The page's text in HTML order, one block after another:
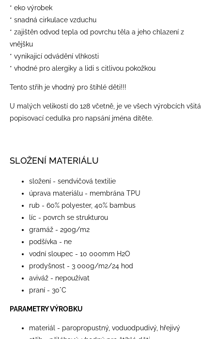
* eko výrobek
* snadná cirkulace vzduchu
* zajištěn odvod tepla od povrchu těla a jeho chlazení z
vnějšku
* vynikajicí odvádění vlhkosti
* vhodné pro alergiky a lidi s citlivou pokožkou
Tento střih je vhodný pro štíhlé děti!!!
​U malých velikostí do 128 včetně, je ve všech výrobcích všitá
popisovací cedulka pro napsání jména dítěte.
SLOŽENÍ MATERIÁLU
složení - sendvičová textilie
úprava materiálu - membrána TPU
rub - 60% polyester, 40% bambus
líc - povrch se strukturou
gramáž - 290g/m2
podšívka - ne
vodní sloupec - 10 000mm H2O
prodyšnost - 3 000g/m2/24 hod
aviváž - nepoužívat
praní - 30°C
PARAMETRY VÝROBKU
materiál - paropropustný, voduodpudivý, hřejivý